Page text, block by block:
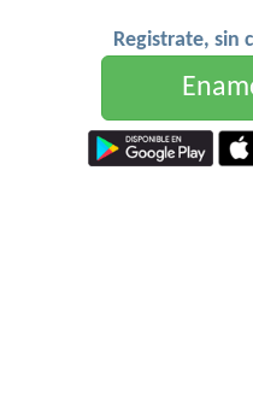
Registrate, sin